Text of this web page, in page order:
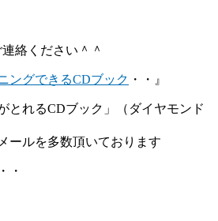
絡ください＾＾
ングできるCDブック ・・』
とれるCDブック」（ダイヤモンド
ールを多数頂いております
・